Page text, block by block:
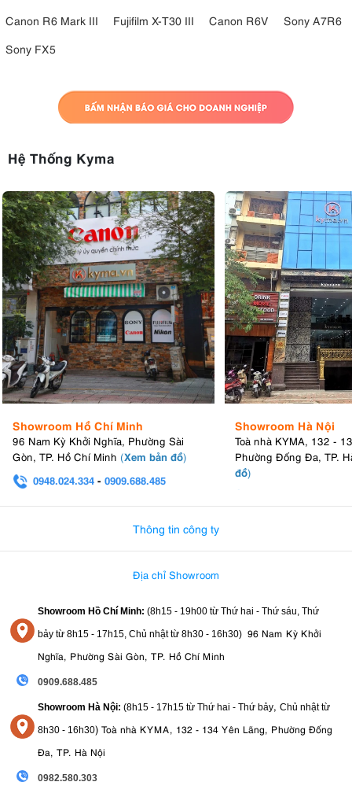
Canon R6 Mark III
Fujifilm X-T30 III Canon R6V
Sony A7R6
Sony FX5
Hệ Thống Kyma
Showroom Hồ Chí Minh
96 Nam Kỳ Khởi Nghĩa, Phường Sài
Gòn, TP. Hồ Chí Minh (Xem bản đồ)
0948.024.334 - 0909.688.485
Showroom Hà Nội
Toà nhà KYMA, 132 -
Phường Đống Đa, TP.
đồ)
Thông tin công ty
Địa chỉ Showroom
Showroom Hồ Chí Minh: (8h15 - 19h00 từ Thứ hai - Thứ sáu, Thứ
bảy từ 8h15 - 17h15, Chủ nhật từ 8h30 - 16h30) 96 Nam Kỳ Khởi
Nghĩa, Phường Sài Gòn, TP. Hồ Chí Minh
0909.688.485
Showroom Hà Nội: (8h15 - 17h15 từ Thứ hai - Thứ bảy, Chủ nhật từ
8h30 - 16h30) Toà nhà KYMA, 132 - 134 Yên Lãng, Phường Đống
Đa, TP. Hà Nội
0982.580.303